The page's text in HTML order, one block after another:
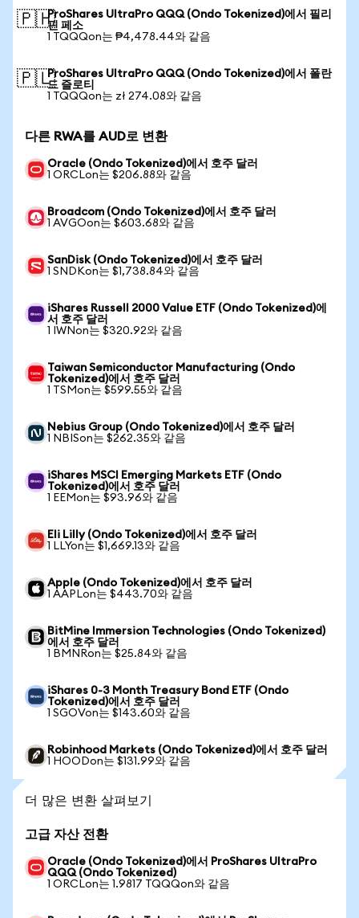
🇵🇭ProShares UltraPro QQQ (Ondo Tokenized)에서 필리
핀 페소
1 TQQQon는 ₱4,478.44와 같음
🇵🇱ProShares UltraPro QQQ (Ondo Tokenized)에서 폴란
드 즐로티
1 TQQQon는 zł 274.08와 같음
다른 RWA를 AUD로 변환
Oracle (Ondo Tokenized)에서 호주 달러
1 ORCLon는 $206.88와 같음
Broadcom (Ondo Tokenized)에서 호주 달러
1 AVGOon는 $603.68와 같음
SanDisk (Ondo Tokenized)에서 호주 달러
1 SNDKon는 $1,738.84와 같음
iShares Russell 2000 Value ETF (Ondo Tokenized)에
서 호주 달러
1 IWNon는 $320.92와 같음
Taiwan Semiconductor Manufacturing (Ondo
Tokenized)에서 호주 달러
1 TSMon는 $599.55와 같음
Nebius Group (Ondo Tokenized)에서 호주 달러
1 NBISon는 $262.35와 같음
iShares MSCI Emerging Markets ETF (Ondo
Tokenized)에서 호주 달러
1 EEMon는 $93.96와 같음
Eli Lilly (Ondo Tokenized)에서 호주 달러
1 LLYon는 $1,669.13와 같음
Apple (Ondo Tokenized)에서 호주 달러
1 AAPLon는 $443.70와 같음
BitMine Immersion Technologies (Ondo Tokenized)
에서 호주 달러
1 BMNRon는 $25.84와 같음
iShares 0-3 Month Treasury Bond ETF (Ondo
Tokenized)에서 호주 달러
1 SGOVon는 $143.60와 같음
Robinhood Markets (Ondo Tokenized)에서 호주 달러
1 HOODon는 $131.99와 같음
더 많은 변환 살펴보기
고급 자산 전환
Oracle (Ondo Tokenized)에서 ProShares UltraPro
QQQ (Ondo Tokenized)
1 ORCLon는 1.9817 TQQQon와 같음